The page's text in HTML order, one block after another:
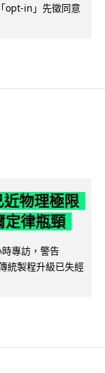
opt-in」先徵同意
物理極限
定律瓶頸
專訪，警告
統製程升級已失經